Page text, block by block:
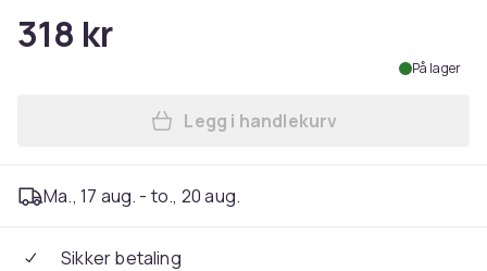
318 kr
På lager
Legg Clinique 110 Precious
Legg i handlekurv
Ma., 17 aug. - to., 20 aug.
Sikker betaling